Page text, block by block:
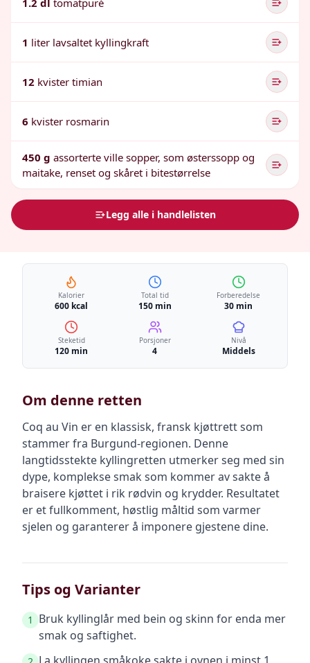
1.2 dl tomatpuré
1 liter lavsaltet kyllingkraft
12 kvister timian
6 kvister rosmarin
450 g assorterte ville sopper, som østerssopp og
maitake, renset og skåret i bitestørrelse
Legg alle i handlelisten
Kalorier
600 kcal
Total tid
150 min
Forberedelse
30 min
Steketid
120 min
Porsjoner
4
Nivå
Middels
Om denne retten
Coq au Vin er en klassisk, fransk kjøttrett som
stammer fra Burgund-regionen. Denne
langtidsstekte kyllingretten utmerker seg med sin
dype, komplekse smak som kommer av sakte å
braisere kjøttet i rik rødvin og krydder. Resultatet
er et fullkomment, høstlig måltid som varmer
sjelen og garanterer å imponere gjestene dine.
Tips og Varianter
1
Bruk kyllinglår med bein og skinn for enda mer
smak og saftighet.